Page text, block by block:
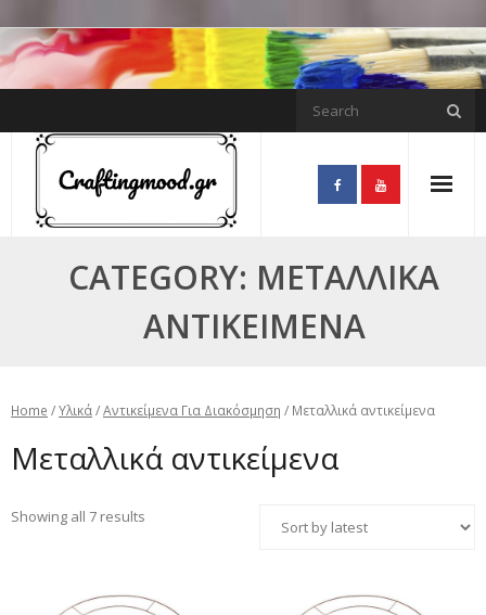
Skip
to
content
CATEGORY: ΜΕΤΑΛΛΙΚΆ
ΑΝΤΙΚΕΊΜΕΝΑ
Home /Υλικά/Αντικείμενα Για Διακόσμηση / Μεταλλικά αντικείμενα
Μεταλλικά αντικείμενα
Showing all 7 results